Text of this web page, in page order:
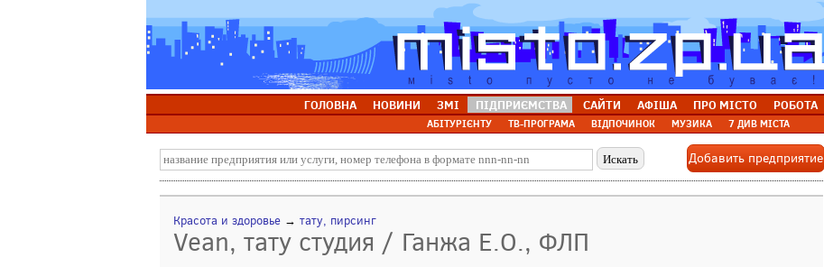
ГОЛОВНА НОВИНИ ЗМІ ПІДПРИЄМСТВА САЙТИ АФІША ПРО МІСТО РОБОТА
АБІТУРІЄНТУ ТВ-ПРОГРАМА ВІДПОЧИНОК МУЗИКА 7 ДИВ МІСТА
Добавить предприятие
Красота и здоровье → тату, пирсинг
Vean, тату студия / Ганжа Е.О., ФЛП